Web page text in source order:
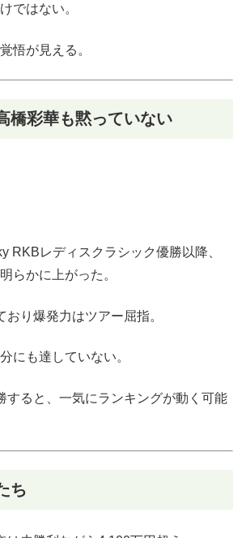
ではない。
悟が見える。
橋彩華も黙っていない
RKBレディスクラシック優勝以降、
らかに上がった。
り爆発力はツアー屈指。
にも達していない。
すると、一気にランキングが動く可能
ち